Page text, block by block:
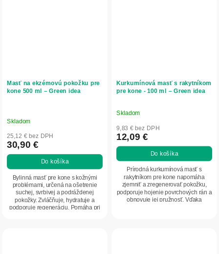
Masť na ekzémovú pokožku pre
kone 500 ml – Green idea
Skladom
25,12 € bez DPH
30,90 €
Do košíka
Bylinná masť pre kone s kožnými
problémami, určená na ošetrenie
suchej, svrbivej a podráždenej
pokožky. Zvláčňuje, hydratuje a
podporuje regeneráciu. Pomáha pri
Kurkumínová masť s rakytníkom
pre kone - 100 ml – Green idea
Priemerné
hodnotenie
produktu
je
5,0
hviezdičiek.
Skladom
9,83 € bez DPH
12,09 €
Do košíka
Prírodná kurkumínová masť s
rakytníkom pre kone napomáha
zjemniť a zregenerovať pokožku,
podporuje hojenie povrchových rán a
obnovuje jej pružnosť. Vďaka